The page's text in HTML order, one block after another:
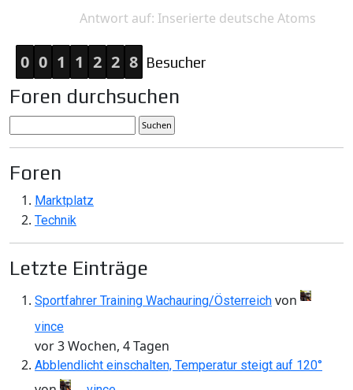
Antwort auf: Inserierte deutsche Atoms
0 0 1 1 2 2 8 Besucher
Foren durchsuchen
Foren
Marktplatz
Technik
Letzte Einträge
Sportfahrer Training Wachauring/Österreich von
vince
vor 3 Wochen, 4 Tagen
Abblendlicht einschalten, Temperatur steigt auf 120°